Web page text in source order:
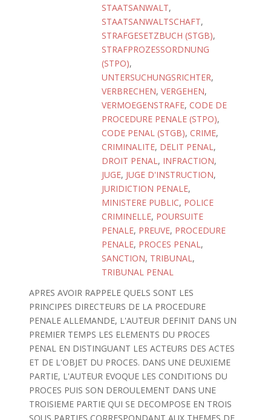
STAATSANWALT,
STAATSANWALTSCHAFT,
STRAFGESETZBUCH (STGB),
STRAFPROZESSORDNUNG
(STPO),
UNTERSUCHUNGSRICHTER,
VERBRECHEN, VERGEHEN,
VERMOEGENSTRAFE, CODE DE
PROCEDURE PENALE (STPO),
CODE PENAL (STGB), CRIME,
CRIMINALITE, DELIT PENAL,
DROIT PENAL, INFRACTION,
JUGE, JUGE D'INSTRUCTION,
JURIDICTION PENALE,
MINISTERE PUBLIC, POLICE
CRIMINELLE, POURSUITE
PENALE, PREUVE, PROCEDURE
PENALE, PROCES PENAL,
SANCTION, TRIBUNAL,
TRIBUNAL PENAL
APRES AVOIR RAPPELE QUELS SONT LES
PRINCIPES DIRECTEURS DE LA PROCEDURE
PENALE ALLEMANDE, L'AUTEUR DEFINIT DANS UN
PREMIER TEMPS LES ELEMENTS DU PROCES
PENAL EN DISTINGUANT LES ACTEURS DES ACTES
ET DE L'OBJET DU PROCES. DANS UNE DEUXIEME
PARTIE, L'AUTEUR EVOQUE LES CONDITIONS DU
PROCES PUIS SON DEROULEMENT DANS UNE
TROISIEME PARTIE QUI SE DECOMPOSE EN TROIS